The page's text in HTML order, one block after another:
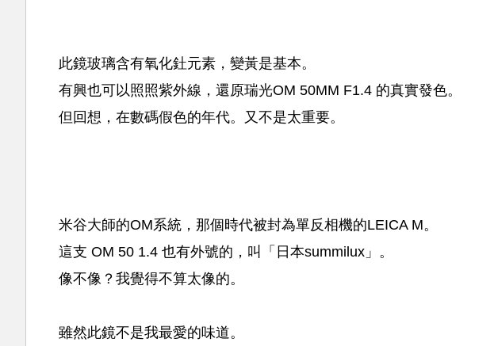
此鏡玻璃含有氧化釷元素，變黃是基本。
有興也可以照照紫外線，還原瑞光OM 50MM F1.4 的真實發色。
但回想，在數碼假色的年代。又不是太重要。
米谷大師的OM系統，那個時代被封為單反相機的LEICA M。
這支 OM 50 1.4 也有外號的，叫「日本summilux」。
像不像？我覺得不算太像的。
雖然此鏡不是我最愛的味道。